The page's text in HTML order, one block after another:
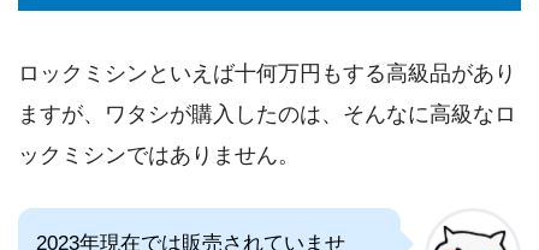
ロックミシンといえば十何万円もする高級品があり
ますが、ワタシが購入したのは、そんなに高級なロ
ックミシンではありません。
2023年現在では販売されていませ